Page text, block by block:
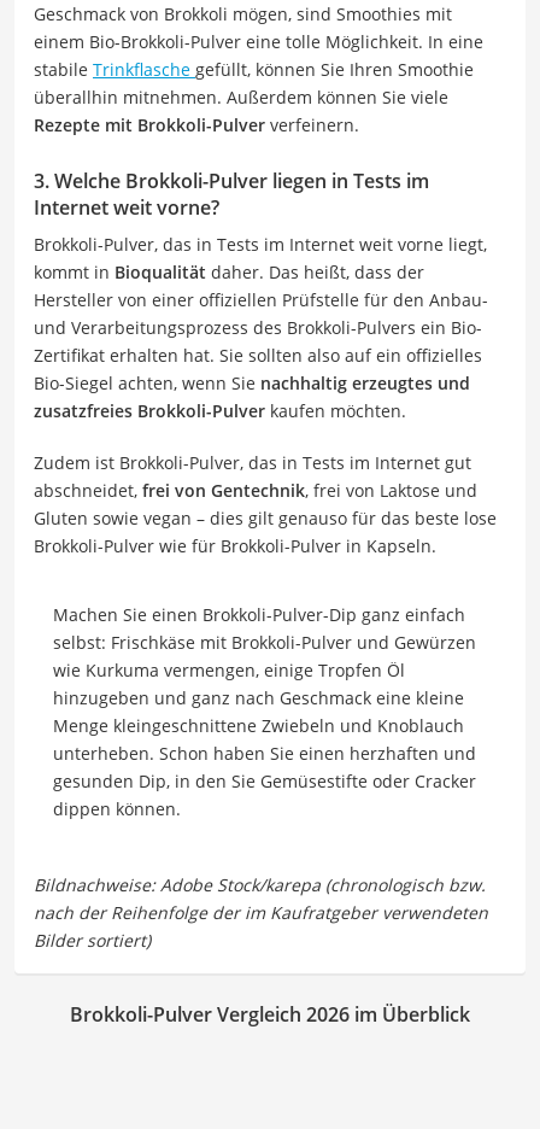
Geschmack von Brokkoli mögen, sind Smoothies mit
einem Bio-Brokkoli-Pulver eine tolle Möglichkeit. In eine
stabile Trinkflasche gefüllt, können Sie Ihren Smoothie
überallhin mitnehmen. Außerdem können Sie viele
Rezepte mit Brokkoli-Pulver verfeinern.
3. Welche Brokkoli-Pulver liegen in Tests im
Internet weit vorne?
Brokkoli-Pulver, das in Tests im Internet weit vorne liegt,
kommt in Bioqualität daher. Das heißt, dass der
Hersteller von einer offiziellen Prüfstelle für den Anbau-
und Verarbeitungsprozess des Brokkoli-Pulvers ein Bio-
Zertifikat erhalten hat. Sie sollten also auf ein offizielles
Bio-Siegel achten, wenn Sie nachhaltig erzeugtes und
zusatzfreies Brokkoli-Pulver kaufen möchten.
Zudem ist Brokkoli-Pulver, das in Tests im Internet gut
abschneidet, frei von Gentechnik, frei von Laktose und
Gluten sowie vegan – dies gilt genauso für das beste lose
Brokkoli-Pulver wie für Brokkoli-Pulver in Kapseln.
Machen Sie einen Brokkoli-Pulver-Dip ganz einfach
selbst: Frischkäse mit Brokkoli-Pulver und Gewürzen
wie Kurkuma vermengen, einige Tropfen Öl
hinzugeben und ganz nach Geschmack eine kleine
Menge kleingeschnittene Zwiebeln und Knoblauch
unterheben. Schon haben Sie einen herzhaften und
gesunden Dip, in den Sie Gemüsestifte oder Cracker
dippen können.
Brokkoli-Pulver Vergleich 2026 im Überblick